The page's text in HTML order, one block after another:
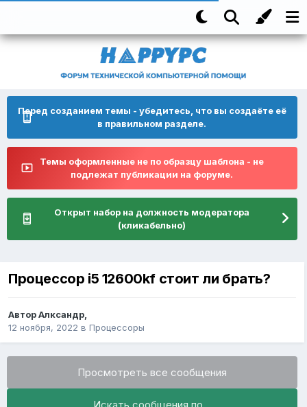
Перед созданием темы - убедитесь, что вы создаёте её
в правильном разделе.
Темы оформленные не по образцу шаблона - не
подлежат публикации на форуме.
Открыт набор на должность модератора
(кликабельно)
Процессор i5 12600kf стоит ли брать?
АвторАлксандр,
12 ноября, 2022 в Процессоры
Просмотреть все сообщения